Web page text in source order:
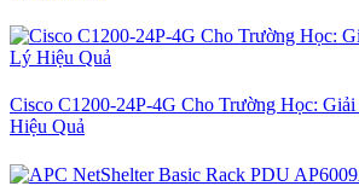
Cisco C1200-24P-4G Cho Trường Học:
Hiệu Quả